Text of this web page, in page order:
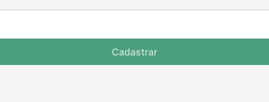
Cadastrar